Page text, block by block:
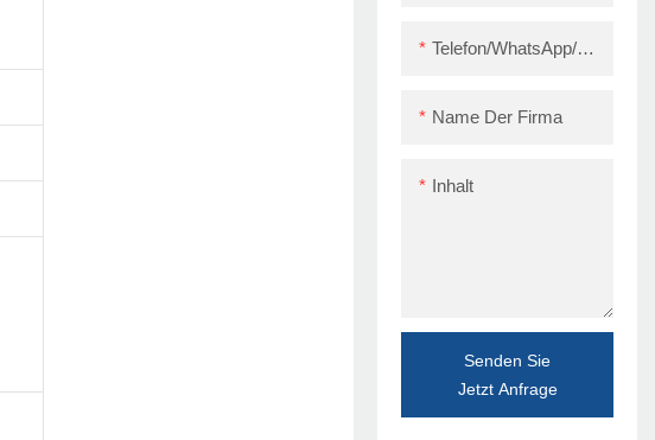
Telefon/WhatsApp/Skype
Name Der Firma
Inhalt
Senden Sie
Jetzt Anfrage